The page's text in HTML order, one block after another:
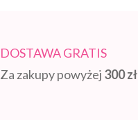
DOSTAWA GRATIS
Za zakupy powyżej 300 zł